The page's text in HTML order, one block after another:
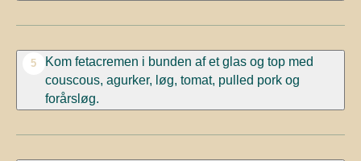
5
Kom fetacremen i bunden af et glas og top med
couscous, agurker, løg, tomat, pulled porkog
forårsløg.